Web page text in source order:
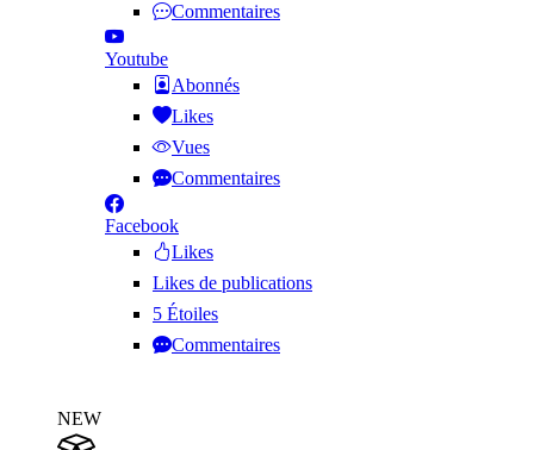
Commentaires
Youtube
Abonnés
Likes
Vues
Commentaires
Facebook
Likes
Likes de publications
5 Étoiles
Commentaires
NEW